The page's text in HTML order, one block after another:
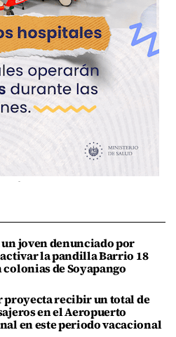
joven denunciado por
la pandilla Barrio 18
colonias de Soyapango
proyecta recibir un total de
en el Aeropuerto
en este periodo vacacional